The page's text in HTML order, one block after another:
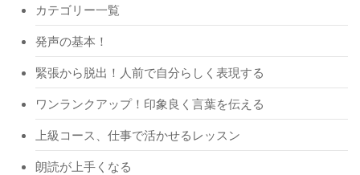
カテゴリー一覧
発声の基本！
緊張から脱出！人前で自分らしく表現する
ワンランクアップ！印象良く言葉を伝える
上級コース、仕事で活かせるレッスン
朗読が上手くなる